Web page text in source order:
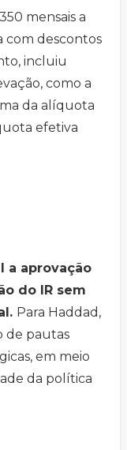
mensais a
com descontos
incluiu
como a
da alíquota
efetiva
a aprovação
do IR sem
Para Haddad,
de pautas
em meio
da política